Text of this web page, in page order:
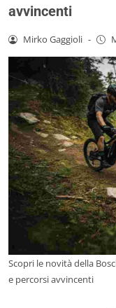
avvincenti
Mirko Gaggioli -
Scopri le novità della
e percorsi avvincenti